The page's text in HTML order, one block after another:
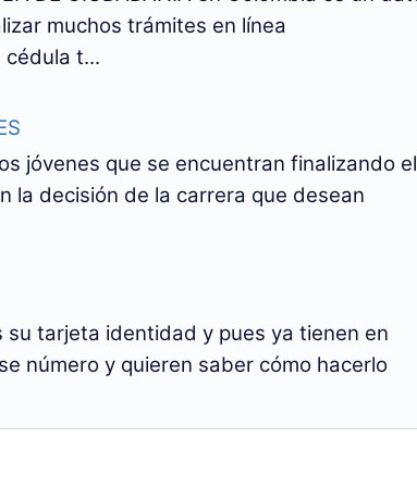
muchos trámites en línea
t...
jóvenes que se encuentran finalizando el
la decisión de la carrera que desean
tarjeta identidad y pues ya tienen en
número y quieren saber cómo hacerlo